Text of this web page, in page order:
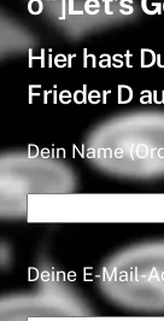
Hier hast
Frieder D
Dein Name
Deine E-Mail-